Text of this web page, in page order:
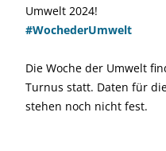
Umwelt 2024!
#WochederUmwelt
Die Woche der Umwelt
Turnus statt. Daten für
stehen noch nicht fest.